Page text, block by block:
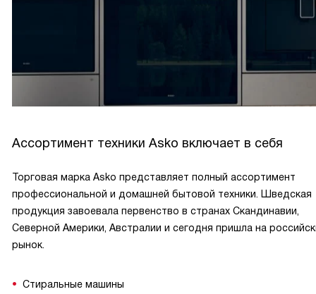
Ассортимент техники Asko включает в себя
Торговая марка Asko представляет полный ассортимент
профессиональной и домашней бытовой техники. Шведская
продукция завоевала первенство в странах Скандинавии,
Северной Америки, Австралии и сегодня пришла на
рынок.
Стиральные машины